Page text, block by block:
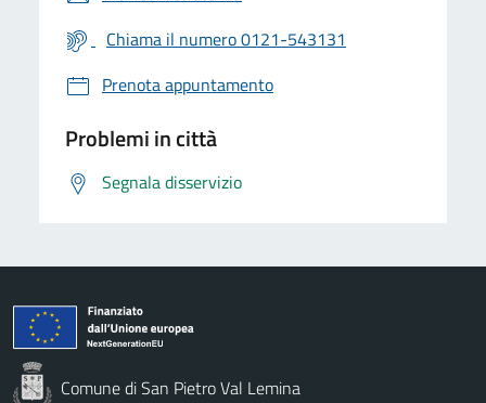
Chiama il numero 0121-543131
Prenota appuntamento
Problemi in città
Segnala disservizio
Comune di San Pietro Val Lemina